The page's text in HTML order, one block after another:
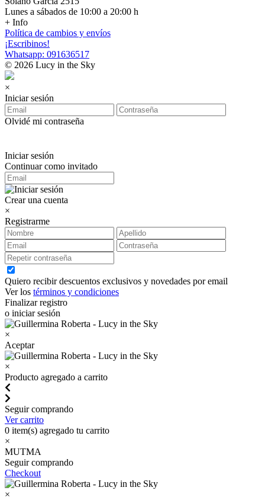
Lunes a sábados de 10:00 a 20:00 h
+ Info
Política de cambios y envíos
¡Escribinos!
Whatsapp: 091636517
© 2026 Lucy in the Sky
×
Iniciar sesión
Olvidé mi contraseña
Iniciar sesión
Continuar como invitado
Crear una cuenta
×
Registrarme
Quiero recibir descuentos exclusivos y novedades por email
Ver los términos y condiciones
Finalizar registro
o iniciar sesión
×
Aceptar
×
Producto agregado a carrito
Seguir comprando
Ver carrito
0 item(s) agregado tu carrito
×
MUTMA
Seguir comprando
Checkout
×